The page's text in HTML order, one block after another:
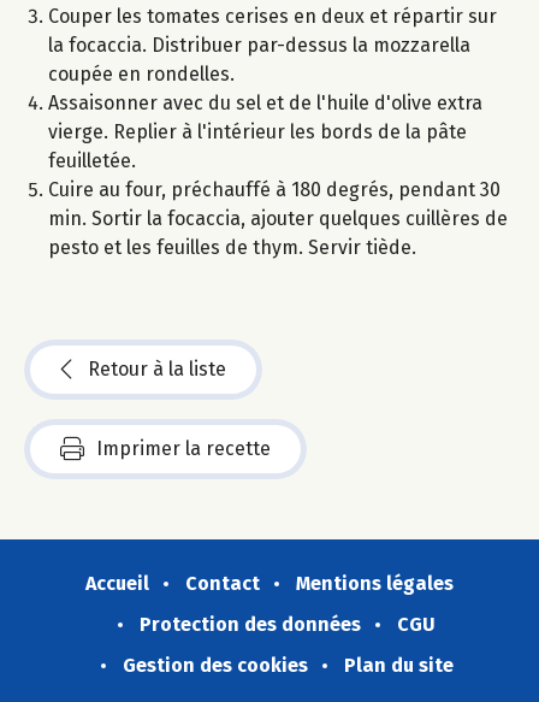
Couper les tomates cerises en deux et répartir sur
la focaccia. Distribuer par-dessus la mozzarella
coupée en rondelles.
Assaisonner avec du sel et de l'huile d'olive extra
vierge. Replier à l'intérieur les bords de la pâte
feuilletée.
Cuire au four, préchauffé à 180 degrés, pendant 30
min. Sortir la focaccia, ajouter quelques cuillères de
pesto et les feuilles de thym. Servir tiède.
Retour à la liste
Imprimer la recette
Accueil Contact
Mentions légales
Protection des données
CGU
Gestion des cookies
Plan du site